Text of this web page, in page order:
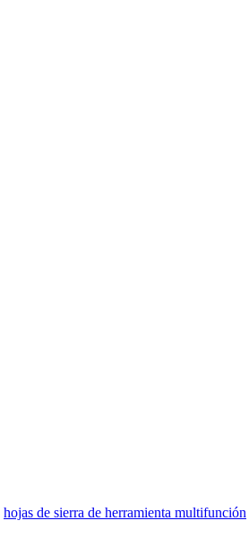
hojas de sierra de herramienta multifunción